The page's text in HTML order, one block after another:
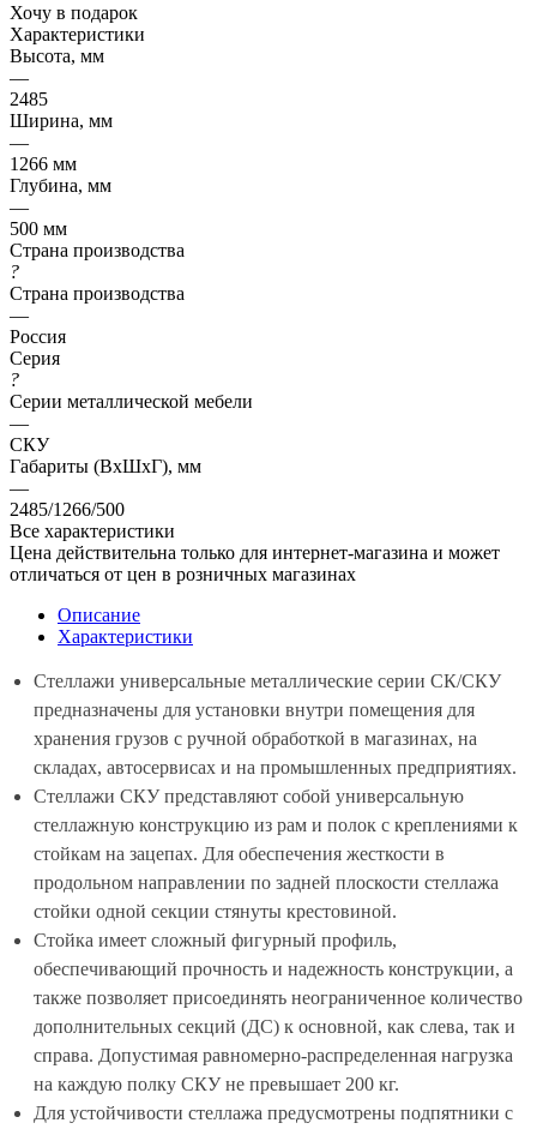
Хочу в подарок
Характеристики
Высота, мм
—
2485
Ширина, мм
—
1266 мм
Глубина, мм
—
500 мм
Страна производства
?
Страна производства
—
Россия
Серия
?
Серии металлической мебели
—
СКУ
Габариты (ВхШхГ), мм
—
2485/1266/500
Все характеристики
Цена действительна только для интернет-магазина и может
отличаться от цен в розничных магазинах
Описание
Характеристики
Стеллажи универсальные металлические серии СК/СКУ
предназначены для установки внутри помещения для
хранения грузов с ручной обработкой в магазинах, на
складах, автосервисах и на промышленных предприятиях.
Стеллажи СКУ представляют собой универсальную
стеллажную конструкцию из рам и полок с креплениями к
стойкам на зацепах. Для обеспечения жесткости в
продольном направлении по задней плоскости стеллажа
стойки одной секции стянуты крестовиной.
Стойка имеет сложный фигурный профиль,
обеспечивающий прочность и надежность конструкции, а
также позволяет присоединять неограниченное количество
дополнительных секций (ДС) к основной, как слева, так и
справа. Допустимая равномерно-распределенная нагрузка
на каждую полку СКУ не превышает 200 кг.
Для устойчивости стеллажа предусмотрены подпятники с